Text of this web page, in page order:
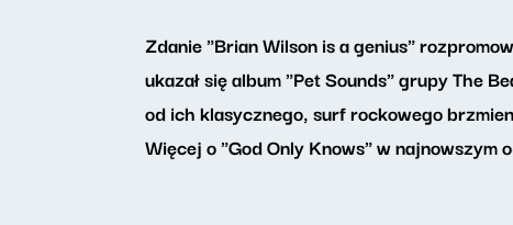
Zdanie "Brian Wilson is a genius"
ukazał się album "Pet Sounds" grupy The
od ich klasycznego, surf rockowego
Więcej o "God Only Knows" w najnowszym